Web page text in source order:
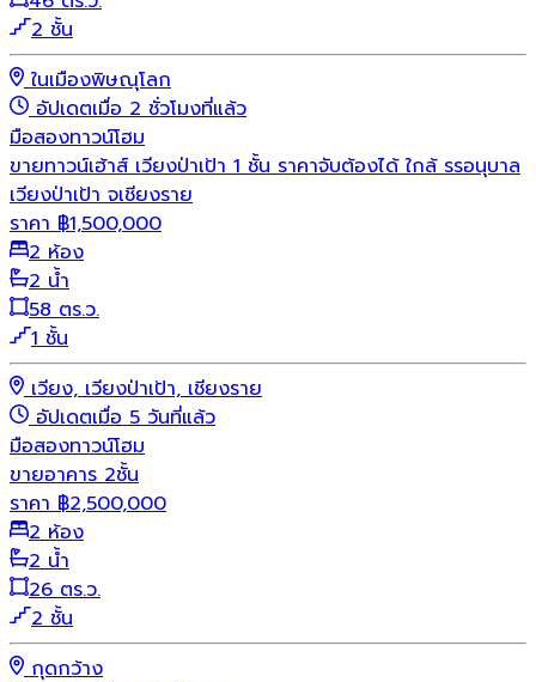
2 ชั้น
ในเมืองพิษณุโลก
อัปเดตเมื่อ 2 ชั่วโมงที่แล้ว
มือสองทาวน์โฮม
ขายทาวน์เฮ้าส์ เวียงป่าเป้า 1 ชั้น ราคาจับต้องได้ ใกล้ รรอนุบาล
เวียงป่าเป้า จเชียงราย
ราคา ฿1,500,000
2 ห้อง
2 น้ำ
58 ตร.ว.
1 ชั้น
เวียง, เวียงป่าเป้า, เชียงราย
อัปเดตเมื่อ 5 วันที่แล้ว
มือสองทาวน์โฮม
ขายอาคาร 2ชั้น
ราคา ฿2,500,000
2 ห้อง
2 น้ำ
26 ตร.ว.
2 ชั้น
กุดกว้าง